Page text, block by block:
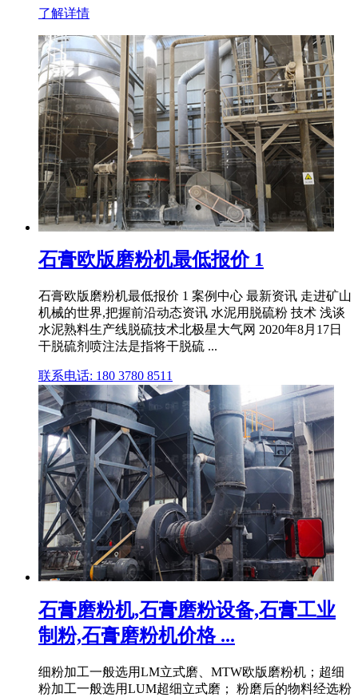
了解详情
石膏欧版磨粉机最低报价 1
石膏欧版磨粉机最低报价 1 案例中心 最新资讯 走进矿山
机械的世界,把握前沿动态资讯 水泥用脱硫粉 技术 浅谈
水泥熟料生产线脱硫技术北极星大气网 2020年8月17日
干脱硫剂喷注法是指将干脱硫 ...
联系电话: 180 3780 8511
石膏磨粉机,石膏磨粉设备,石膏工业
制粉,石膏磨粉机价格 ...
细粉加工一般选用LM立式磨、MTW欧版磨粉机；超细
粉加工一般选用LUM超细立式磨； 粉磨后的物料经选粉